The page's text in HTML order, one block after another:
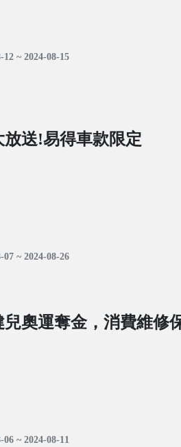
~ 2024-08-15
放送!易得車款限定
~ 2024-08-26
奧運奪金，消費維修
~ 2024-08-11